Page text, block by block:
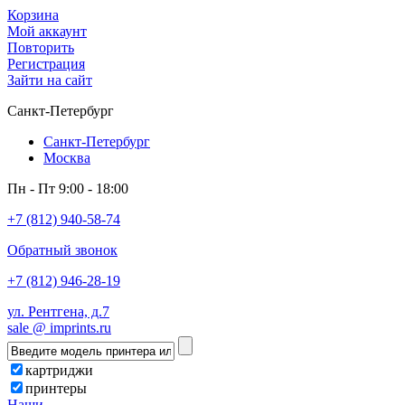
Корзина
Мой аккаунт
Повторить
Регистрация
Зайти на сайт
Санкт-Петербург
Санкт-Петербург
Москва
Пн - Пт 9:00 - 18:00
+7 (812) 940-58-74
Обратный звонок
+7 (812) 946-28-19
ул. Рентгена, д.7
sale @ imprints.ru
картриджи
принтеры